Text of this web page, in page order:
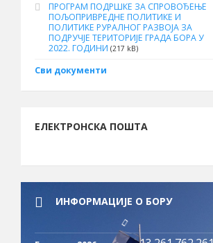
ПРОГРАМ ПОДРШКЕ ЗА СПРОВОЂЕЊЕ
ПОЉОПРИВРЕДНЕ ПОЛИТИКЕ И
ПОЛИТИКЕ РУРАЛНОГ РАЗВОЈА ЗА
ПОДРУЧЈЕ ТЕРИТОРИЈЕ ГРАДА БОРА У
2022. ГОДИНИ (217 kB)
Сви документи
ЕЛЕКТРОНСКА ПОШТА
ИНФОРМАЦИЈЕ О БОРУ